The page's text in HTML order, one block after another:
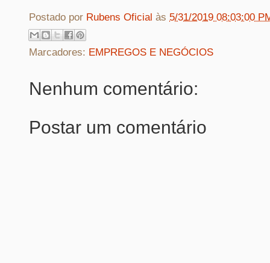
Postado por Rubens Oficial às 5/31/2019 08:03:00
Marcadores: EMPREGOS E NEGÓCIOS
Nenhum comentário:
Postar um comentário